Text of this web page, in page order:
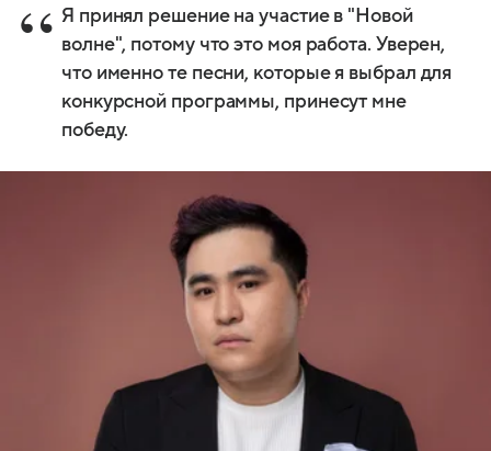
Я принял решение на участие в "Новой
волне", потому что это моя работа. Уверен,
что именно те песни, которые я выбрал для
конкурсной программы, принесут мне
победу.